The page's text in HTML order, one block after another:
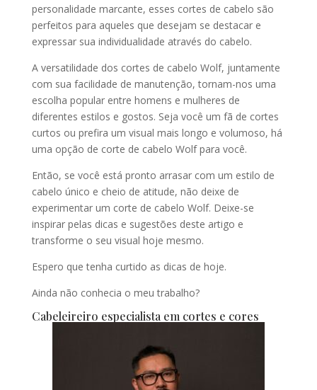
personalidade marcante, esses cortes de cabelo são
perfeitos para aqueles que desejam se destacar e
expressar sua individualidade através do cabelo.
A versatilidade dos cortes de cabelo Wolf, juntamente
com sua facilidade de manutenção, tornam-nos uma
escolha popular entre homens e mulheres de
diferentes estilos e gostos. Seja você um fã de cortes
curtos ou prefira um visual mais longo e volumoso, há
uma opção de corte de cabelo Wolf para você.
Então, se você está pronto arrasar com um estilo de
cabelo único e cheio de atitude, não deixe de
experimentar um corte de cabelo Wolf. Deixe-se
inspirar pelas dicas e sugestões deste artigo e
transforme o seu visual hoje mesmo.
Espero que tenha curtido as dicas de hoje.
Ainda não conhecia o meu trabalho?
Cabeleireiro especialista em cortes e cores